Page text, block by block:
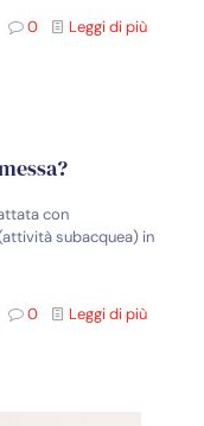
0 Leggi di più
con
subacquea) in
0 Leggi di più